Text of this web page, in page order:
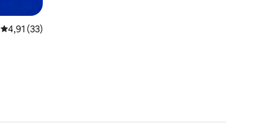
Évaluation moyenne sur la base de 33 commentaires : 4,91 sur 5
4,91 (33)